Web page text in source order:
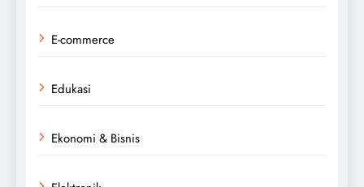
E-commerce
Edukasi
Ekonomi & Bisnis